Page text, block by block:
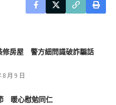
修房屋 警方細問識破詐騙話
8 月 9 日
暖心慰勉同仁